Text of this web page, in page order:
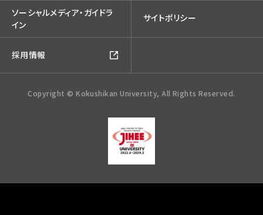
ソーシャルメディア・ガイドラ
イン
サイトポリシー
採用情報
Copyright © Kokushikan University, All Rights Reserved.